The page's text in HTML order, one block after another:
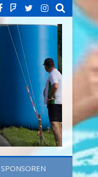
Facebook
StravaTwitter
SPONSOREN